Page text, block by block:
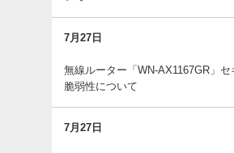
7月27日
無線ルーター「WN-AX1167GR」
脆弱性について
7月27日